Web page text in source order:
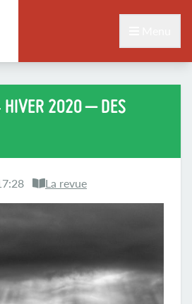
HIVER 2020 – DES
La revue